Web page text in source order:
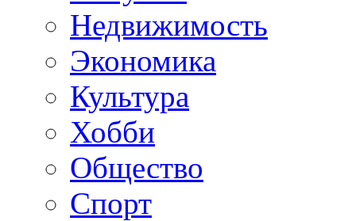
Недвижимость
Экономика
Культура
Хобби
Общество
Спорт